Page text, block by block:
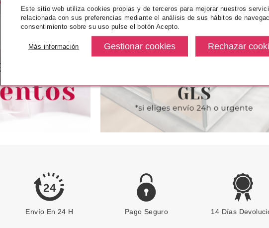
ESSENCE
ESSENCE GEL NAIL COLOUR
ESMALTE DE UÑAS 47 PINK INK
Pvr 1.99€ desde
1.65€
ESSENCE
ESSENCE GEL NAIL COLOUR
ESMALTE DE UÑAS 39 LUCKY
Pvr 1.99€
-17%
desde
1.65€
ESSENCE
Envío En 24 H Pago Seguro 14 Días
Este sitio web utiliza cookies propias y de terceros para mejorar nuestros
relacionada con sus preferencias mediante el análisis de sus hábitos de
consentimiento sobre su uso pulse el botón Acepto.
Más información